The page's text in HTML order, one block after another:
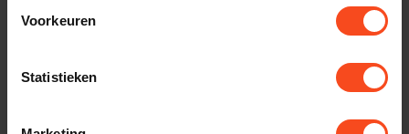
Voorkeuren
Statistieken
https://www.benderhifi.nl/merken/cambridge-audio/alva/